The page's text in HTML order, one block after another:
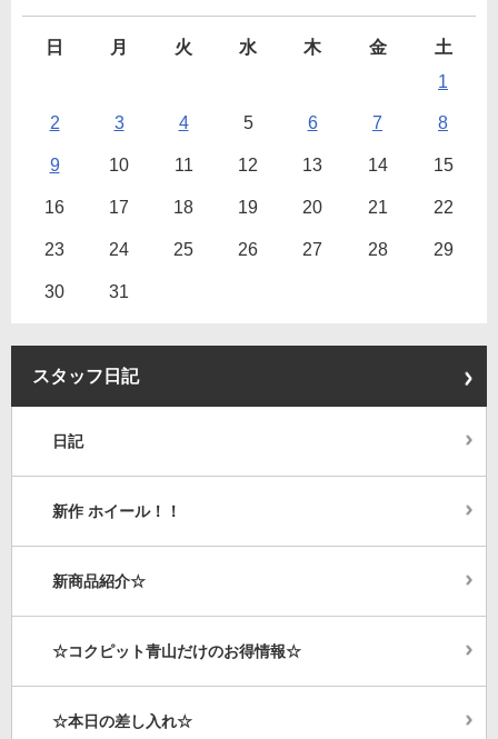
日 月 火 水 木 金
土
1
2 3 4 5 6 7 8
9 10 11 12 13 14 15
16 17 18 19 20 21 22
23 24 25 26 27 28 29
30 31
スタッフ日記
日記
新作 ホイール！！
新商品紹介☆
☆コクピット青山だけのお得情報☆
☆本日の差し入れ☆